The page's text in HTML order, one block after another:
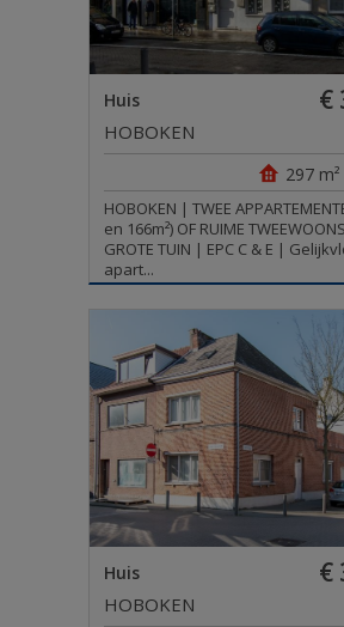
Huis €
HOBOKEN
297 m²
HOBOKEN | TWEE
en 166m²) OF RUIME
GROTE TUIN | EPC C & E |
apart...
Huis €
HOBOKEN